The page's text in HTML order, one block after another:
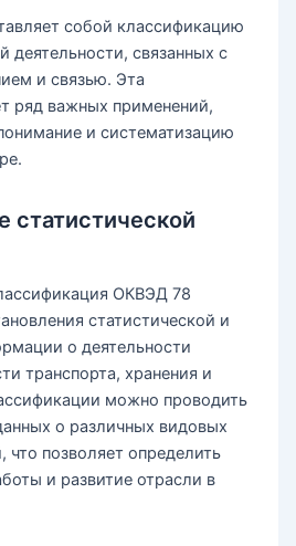
собой классификацию
деятельности, связанных с
и связью. Эта
ряд важных применений,
и систематизацию
статистической
ОКВЭД 78
статистической и
о деятельности
транспорта, хранения и
можно проводить
о различных видовых
что позволяет определить
и развитие отрасли в